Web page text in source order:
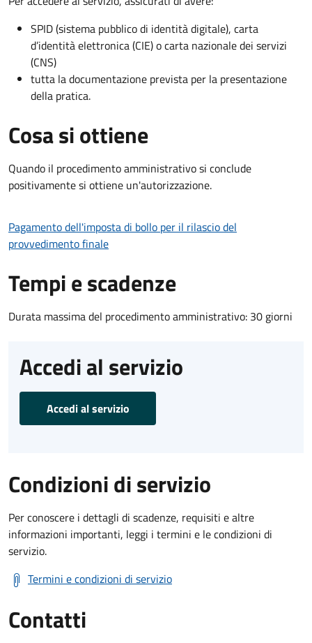
SPID (sistema pubblico di identità digitale), carta
d’identità elettronica (CIE) o carta nazionale dei servizi
(CNS)
tutta la documentazione prevista per la presentazione
della pratica.
Cosa si ottiene
Quando il procedimento amministrativo si conclude
positivamente si ottiene un'autorizzazione.
Pagamento dell'imposta di bollo per il rilascio del
provvedimento finale
Tempi e scadenze
Durata massima del procedimento amministrativo: 30 giorni
Accedi al servizio
Accedi al servizio
Condizioni di servizio
Per conoscere i dettagli di scadenze, requisiti e altre
informazioni importanti, leggi i termini e le condizioni di
servizio.
Termini e condizioni di servizio
Contatti